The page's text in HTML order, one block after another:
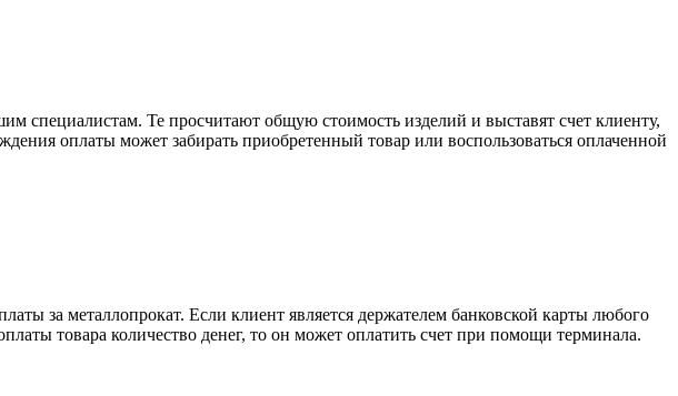
специалистам. Те просчитают общую стоимость изделий и выставят счет клиенту,
оплаты может забирать приобретенный товар или воспользоваться оплаченной
за металлопрокат. Если клиент является держателем банковской карты любого
товара количество денег, то он может оплатить счет при помощи терминала.